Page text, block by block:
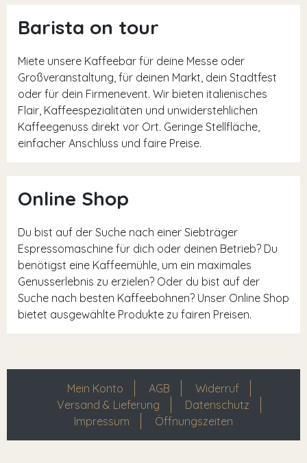
Barista on tour
Miete unsere Kaffeebar für deine Messe oder
Großveranstaltung, für deinen Markt, dein Stadtfest
oder für dein Firmenevent. Wir bieten italienisches
Flair, Kaffeespezialitäten und unwiderstehlichen
Kaffeegenuss direkt vor Ort. Geringe Stellfläche,
einfacher Anschluss und faire Preise.
Online Shop
Du bist auf der Suche nach einer Siebträger
Espressomaschine für dich oder deinen Betrieb? Du
benötigst eine Kaffeemühle, um ein maximales
Genusserlebnis zu erzielen? Oder du bist auf der
Suche nach besten Kaffeebohnen? Unser Online Shop
bietet ausgewählte Produkte zu fairen Preisen.
Mein Konto AGB
Widerruf
Versand & Lieferung
Datenschutz
Impressum
Öffnungszeiten